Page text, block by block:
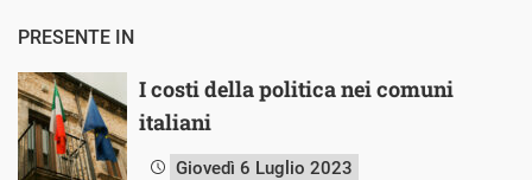
PRESENTE IN
I costi della politica nei comuni
italiani
Giovedì 6 Luglio 2023